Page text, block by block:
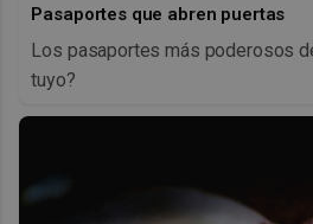
Pasaportes que abren puertas
Los pasaportes más poderosos
tuyo?